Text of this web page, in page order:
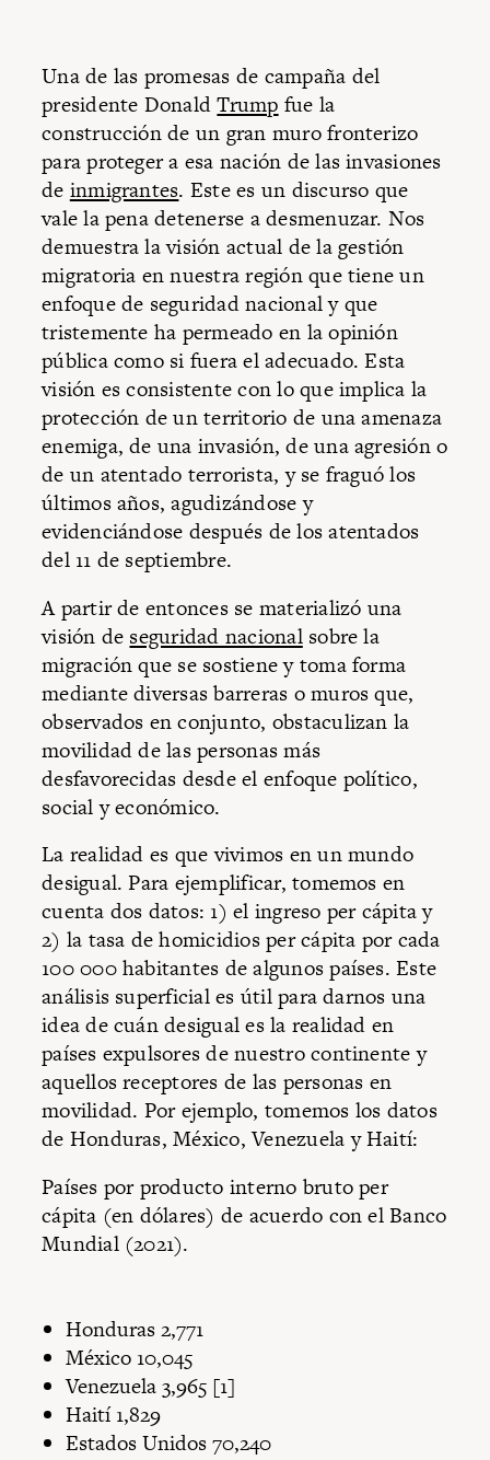
Una de las promesas de campaña del
presidente DonaldTrump fue la
construcción de un gran muro fronterizo
para proteger a esa nación de las invasiones
de inmigrantes. Este es un discurso que
vale la pena detenerse a desmenuzar. Nos
demuestra la visión actual de la gestión
migratoria en nuestra región que tiene un
enfoque de seguridad nacional y que
tristemente ha permeado en la opinión
pública como si fuera el adecuado. Esta
visión es consistente con lo que implica la
protección de un territorio de una amenaza
enemiga, de una invasión, de una agresión o
de un atentado terrorista, y se fraguó los
últimos años, agudizándose y
evidenciándose después de los atentados
del 11 de septiembre.
A partir de entonces se materializó una
visión de seguridad nacionalsobre la
migración que se sostiene y toma forma
mediante diversas barreras o muros que,
observados en conjunto, obstaculizan la
movilidad de las personas más
desfavorecidas desde el enfoque político,
social y económico.
La realidad es que vivimos en un mundo
desigual. Para ejemplificar, tomemos en
cuenta dos datos: 1) el ingreso per cápita y
2) la tasa de homicidios per cápita por cada
100 000 habitantes de algunos países. Este
análisis superficial es útil para darnos una
idea de cuán desigual es la realidad en
países expulsores de nuestro continente y
aquellos receptores de las personas en
movilidad. Por ejemplo, tomemos los datos
de Honduras, México, Venezuela y Haití:
Países por producto interno bruto per
cápita (en dólares) de acuerdo con el Banco
Mundial (2021).
Honduras 2,771
México 10,045
Venezuela 3,965 [1]
Haití 1,829
Estados Unidos 70,240